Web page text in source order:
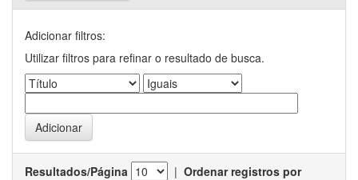
Adicionar filtros:
Utilizar filtros para refinar o resultado de busca.
Resultados/Página | Ordenar registros por